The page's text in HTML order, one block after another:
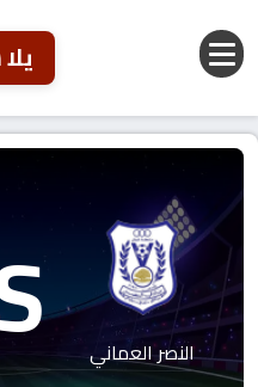
النصر العماني